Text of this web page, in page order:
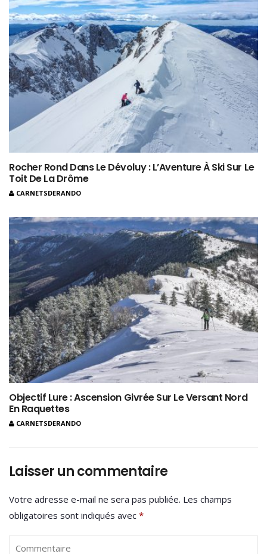
Rocher Rond Dans Le Dévoluy : L’Aventure À Ski Sur Le
Toit De La Drôme
CARNETSDERANDO
Objectif Lure : Ascension Givrée Sur Le Versant Nord
En Raquettes
CARNETSDERANDO
Laisser un commentaire
Votre adresse e-mail ne sera pas publiée. Les champs
obligatoires sont indiqués avec *